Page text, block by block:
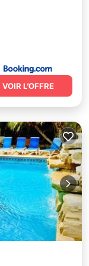
VOIR L’OFFRE